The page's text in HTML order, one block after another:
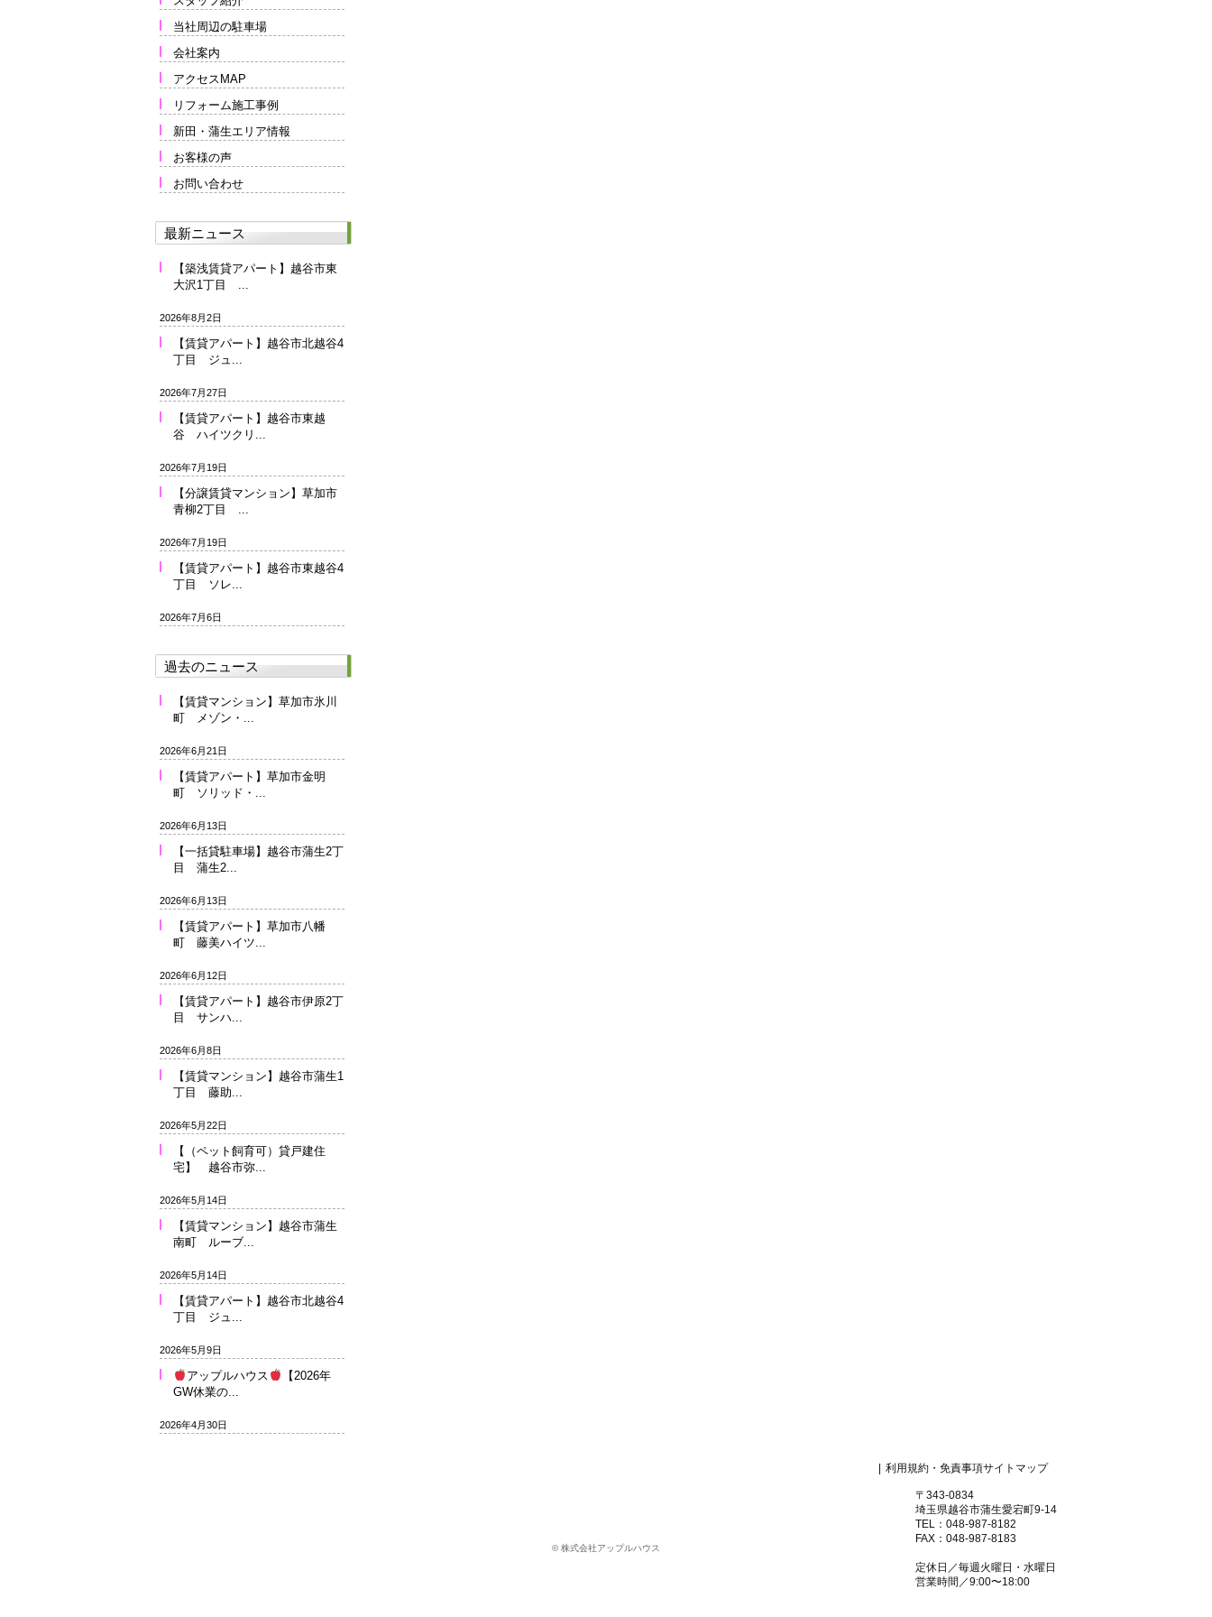
当社周辺の駐車場
会社案内
アクセスMAP
リフォーム施工事例
新田・蒲生エリア情報
お客様の声
お問い合わせ
最新ニュース
【築浅賃貸アパート】越谷市東
大沢1丁目 ...
2026年8月2日
【賃貸アパート】越谷市北越谷4
丁目 ジュ...
2026年7月27日
【賃貸アパート】越谷市東越
谷 ハイツクリ...
2026年7月19日
【分譲賃貸マンション】草加市
青柳2丁目 ...
2026年7月19日
【賃貸アパート】越谷市東越谷4
丁目 ソレ...
2026年7月6日
過去のニュース
【賃貸マンション】草加市氷川
町 メゾン・...
2026年6月21日
【賃貸アパート】草加市金明
町 ソリッド・...
2026年6月13日
【一括貸駐車場】越谷市蒲生2丁
目 蒲生2...
2026年6月13日
【賃貸アパート】草加市八幡
町 藤美ハイツ...
2026年6月12日
【賃貸アパート】越谷市伊原2丁
目 サンハ...
2026年6月8日
【賃貸マンション】越谷市蒲生1
丁目 藤助...
2026年5月22日
【（ペット飼育可）貸戸建住
宅】 越谷市弥...
2026年5月14日
【賃貸マンション】越谷市蒲生
南町 ルーブ...
2026年5月14日
【賃貸アパート】越谷市北越谷4
丁目 ジュ...
2026年5月9日
アップルハウス
【2026年
GW休業の...
2026年4月30日
サイトマップ
| 利用規約・免責事項
〒343-0834
埼玉県越谷市蒲生愛宕町9-14
TEL：048-987-8182
FAX：048-987-8183
定休日／毎週火曜日・水曜日
営業時間／9:00〜18:00
© 株式会社アップルハウス